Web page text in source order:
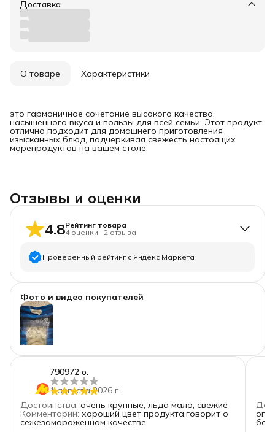
Доставка
О товаре Характеристики
это гармоничное сочетание высокого качества,
насыщенного вкуса и пользы для всей семьи. Этот продукт
отлично подходит для домашнего приготовления
изысканных блюд, подчеркивая свежесть настоящих
морепродуктов на вашем столе.
Отзывы и оценки
4.8Рейтинг товара
4 оценки · 2 отзыва
Проверенный рейтинг с Яндекс Маркета
5 звёзд
3
4 звезды
3 звезды
2 звезды
Фото и видео покупателей
790972 о.
1 августа 2026 г.
Достоинства: очень крупные, льда мало, свежие
Комментарий: хороший цвет продукта,говорит о
сежезамороженном качестве без